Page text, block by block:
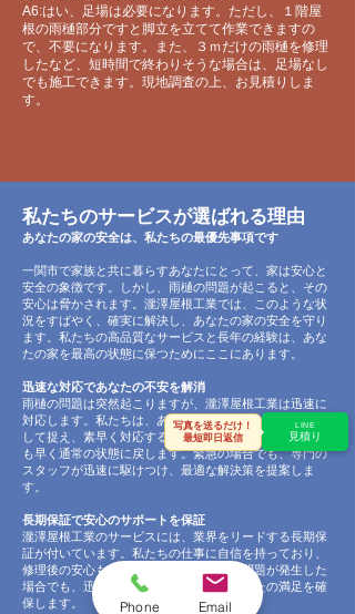
A6:はい、足場は必要になります。ただし、１階屋
根の雨樋部分ですと脚立を立てて作業できますの
で、不要になります。また、３ｍだけの雨樋を修理
したなど、短時間で終わりそうな場合は、足場なし
でも施工できます。現地調査の上、お見積りしま
す。
私たちのサービスが選ばれる理由
あなたの家の安全は、私たちの最優先事項です
一関市で家族と共に暮らすあなたにとって、家は安心と
安全の象徴です。しかし、雨樋の問題が起こると、その
安心は脅かされます。瀧澤屋根工業では、このような状
況をすばやく、確実に解決し、あなたの家の安全を守り
ます。私たちの高品質なサービスと長年の経験は、あな
たの家を最高の状態に保つためにここにあります。
迅速な対応であなたの不安を解消
雨樋の問題は突然起こりますが、瀧澤屋根工業は迅速に
対応します。私たちは、あなたの問題を私たちの問題と
して捉え、素早く対応することで、あなたの生活を一刻
も早く通常の状態に戻します。緊急の場合でも、専門の
スタッフが迅速に駆けつけ、最適な解決策を提案しま
す。
長期保証で安心のサポートを保証
瀧澤屋根工業のサービスには、業界をリードする長期保
証が付いています。私たちの仕事に自信を持っており、
修理後の安心もお約束します。万が一の問題が発生した
場合でも、迅速かつ効果的に対応し、あなたの満足を確
保します。
Phone Email
写真を送るだけ！
最短即日返信
LINE
見積り